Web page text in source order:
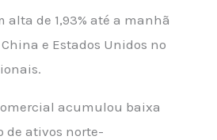
de 1,93% até a manhã
e Estados Unidos no
acumulou baixa
de ativos norte-